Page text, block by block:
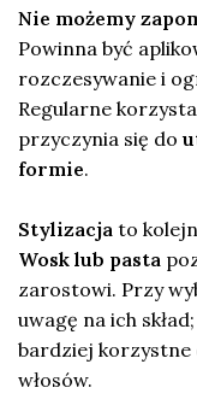
Nie możemy
Powinna być
rozczesywanie i
Regularne
przyczynia się do
formie.
Stylizacja to
Wosk lub pasta
zarostowi. Przy
uwagę na ich skład;
bardziej korzystne
włosów.